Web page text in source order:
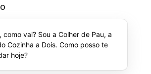
como vai? Sou a Colher de Pau, a
Cozinha a Dois. Como posso te
hoje?